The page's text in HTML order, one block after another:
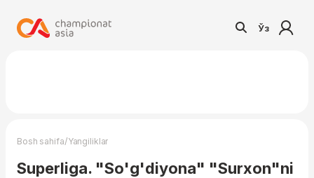
Ўз
Bosh sahifa/Yangiliklar
Superliga. "So'g'diyona" "Surxon"ni